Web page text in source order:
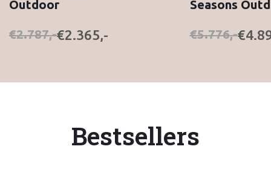
Outdoor
€2.787,-€2.365,-
Seasons
€5.776,-
Bestsellers